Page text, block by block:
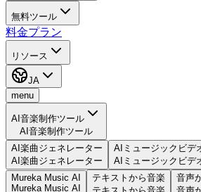
無料ツール
料金プラン
リソース
JA
menu
AI音楽制作ツール
AI音楽制作ツール
AI楽曲ジェネレーター
AI楽曲ジェネレーター
AIミュージックビデ
AIミュージックビデ
Mureka Music AI
Mureka Music AI
テキストから音楽
音声